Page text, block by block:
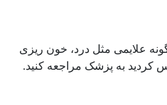
علایمی مثل درد، خون ریزی
کردید به پزشک مراجعه کنید.